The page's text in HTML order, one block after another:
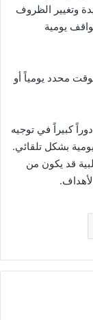
وتغيير الظروف
يومية
محدد يومياً أو
كبيراً في توجيه
بشكل تلقائي.
قد يكون من